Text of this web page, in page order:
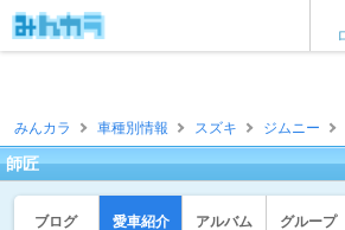
みんカラ 車種別情報 スズキ ジムニー
師匠
ブログ 愛車紹介 アルバム グループ